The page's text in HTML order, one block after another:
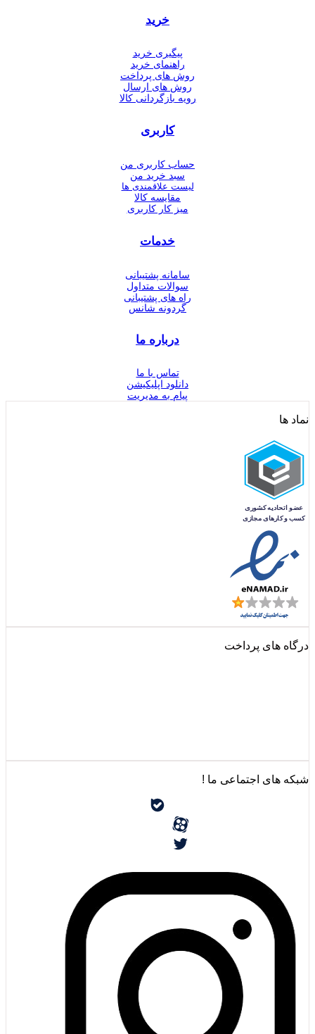
خرید
پیگیری خرید
راهنمای خرید
روش های پرداخت
روش های ارسال
رویه بازگردانی کالا
کاربری
حساب کاربری من
سبد خرید من
لیست علاقمندی ها
مقایسه کالا
میز کار کاربری
خدمات
سامانه پشتیبانی
سوالات متداول
راه های پشتیبانی
گردونه شانس
درباره ما
تماس با ما
دانلود اپلیکیشن
پیام به مدیریت
نماد ها
درگاه های پرداخت
شبکه های اجتماعی ما !